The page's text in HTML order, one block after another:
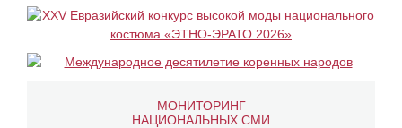
МОНИТОРИНГ
НАЦИОНАЛЬНЫХ СМИ